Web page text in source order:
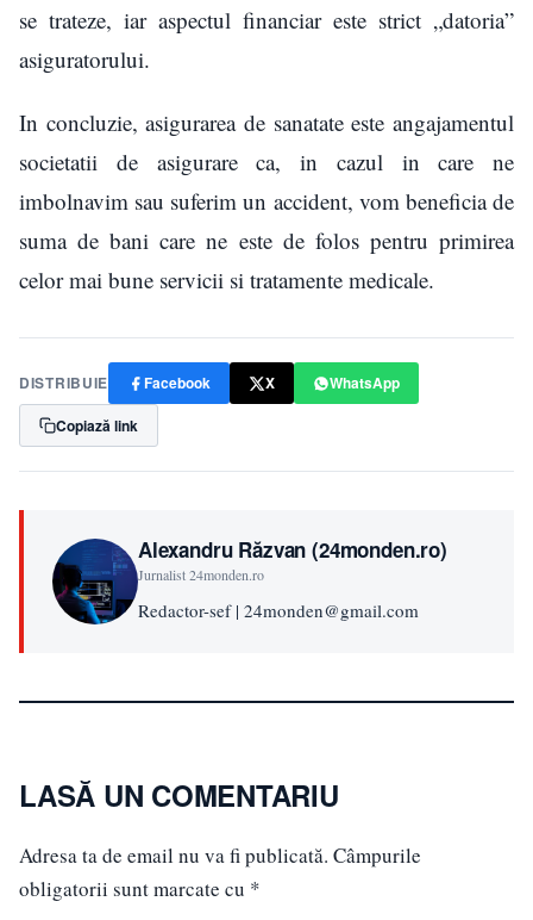
se trateze, iar aspectul financiar este strict „datoria”
asiguratorului.
In concluzie, asigurarea de sanatate este angajamentul
societatii de asigurare ca, in cazul in care ne
imbolnavim sau suferim un accident, vom beneficia de
suma de bani care ne este de folos pentru primirea
celor mai bune servicii si tratamente medicale.
DISTRIBUIE Facebook X
WhatsApp
Copiază link
Alexandru Răzvan (24monden.ro)
Jurnalist 24monden.ro
Redactor-sef | 24monden@gmail.com
LASĂ UN COMENTARIU
Adresa ta de email nu va fi publicată. Câmpurile
obligatorii sunt marcate cu *